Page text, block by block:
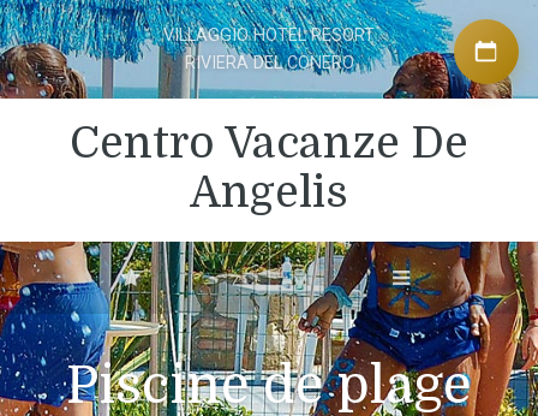
VILLAGGIO HOTEL RESORT
RIVIERA DEL CONERO
Centro Vacanze De
Angelis
Piscine de plage